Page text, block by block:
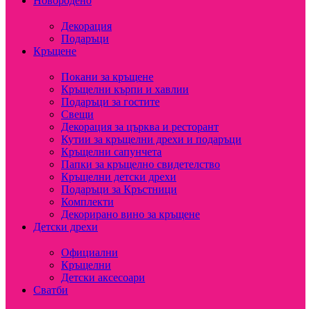
Декорация
Подаръци
Кръщене
Покани за кръщене
Кръщелни кърпи и хавлии
Подаръци за гостите
Свещи
Декорация за църква и ресторант
Кутии за кръщелни дрехи и подаръци
Кръщелни сапунчета
Папки за кръщелно свидетелство
Кръщелни детски дрехи
Подаръци за Кръстници
Комплекти
Декорирано вино за кръщене
Детски дрехи
Официални
Кръщелни
Детски аксесоари
Сватби